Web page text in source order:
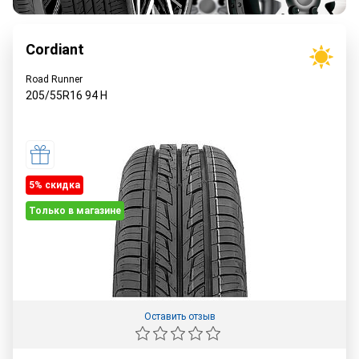
Cordiant
Road Runner
205/55R16 94H
5% cкидка
Только в магазине
Оставить отзыв